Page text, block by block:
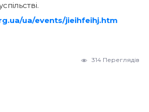
ua/events/jieihfeihj.htm
314 Переглядів